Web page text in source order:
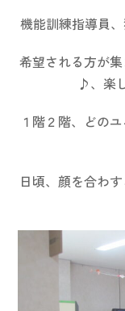
機能訓練指導員
希望される方が
♪、楽
１階２階、どの
日頃、顔を合わ